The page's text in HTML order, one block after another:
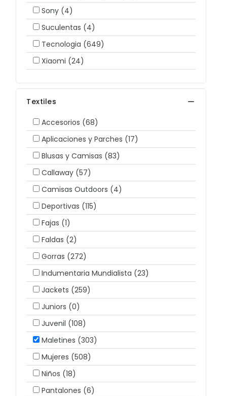
Sony (4)
Suculentas (4)
Tecnologia (649)
Xiaomi (24)
Textiles
Accesorios (68)
Aplicaciones y Parches (17)
Blusas y Camisas (83)
Callaway (57)
Camisas Outdoors (4)
Deportivas (115)
Fajas (1)
Faldas (2)
Gorras (272)
Indumentaria Mundialista (23)
Jackets (259)
Juniors (0)
Juvenil (108)
Maletines (303)
Mujeres (508)
Niños (18)
Pantalones (6)